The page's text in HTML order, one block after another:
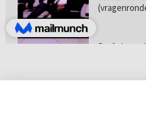
Prof. dr. van